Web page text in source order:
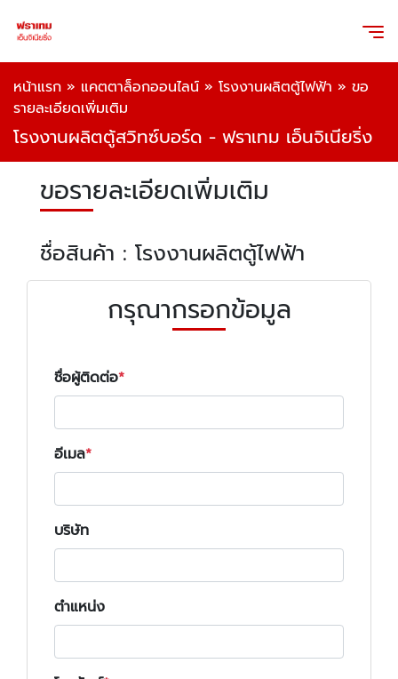
หน้าแรก » แคตตาล็อกออนไลน์ » โรงงานผลิตตู้ไฟฟ้า » ขอ
รายละเอียดเพิ่มเติม
โรงงานผลิตตู้สวิทซ์บอร์ด - ฟราเทม เอ็นจิเนียริ่ง
ขอรายละเอียดเพิ่มเติม
ชื่อสินค้า : โรงงานผลิตตู้ไฟฟ้า
กรุณากรอกข้อมูล
ชื่อผู้ติดต่อ
อีเมล
บริษัท
ตำแหน่ง